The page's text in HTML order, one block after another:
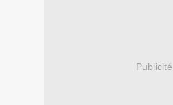
Publicité